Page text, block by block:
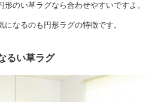
のい草ラグなら合わせやすいですよ。
なるのも円形ラグの特徴です。
るい草ラグ